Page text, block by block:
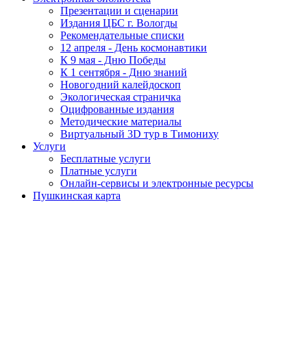
Презентации и сценарии
Издания ЦБС г. Вологды
Рекомендательные списки
12 апреля - День космонавтики
К 9 мая - Дню Победы
К 1 сентября - Дню знаний
Новогодний калейдоскоп
Экологическая страничка
Оцифрованные издания
Методические материалы
Виртуальный 3D тур в Тимониху
Услуги
Бесплатные услуги
Платные услуги
Онлайн-сервисы и электронные ресурсы
Пушкинская карта